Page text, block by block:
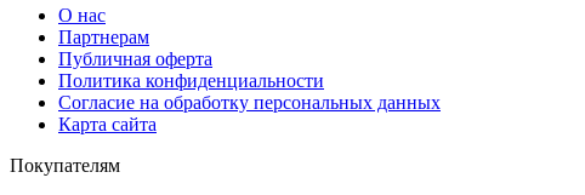
О нас
Партнерам
Публичная оферта
Политика конфиденциальности
Согласие на обработку персональных данных
Карта сайта
Покупателям